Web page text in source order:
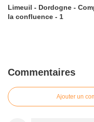
Limeuil - Dordogne - Compagnon de
la confluence - 1
Commentaires
Ajouter un